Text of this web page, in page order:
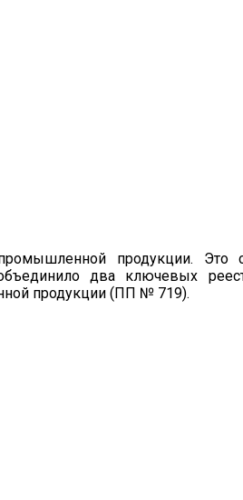
продукции. Это
два ключевых
продукции (ПП № 719).